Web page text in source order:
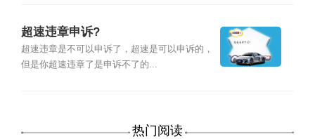
超速违章申诉?
超速违章是不可以申诉了，超速是可以申诉的，
但是你超速违章了是申诉不了的...
热门阅读